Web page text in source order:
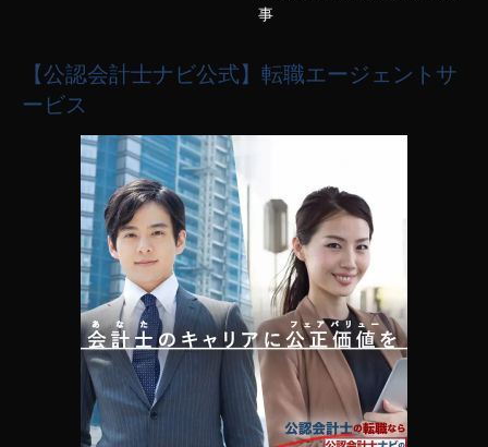
事
【公認会計士ナビ公式】転職エージェントサ
ービス